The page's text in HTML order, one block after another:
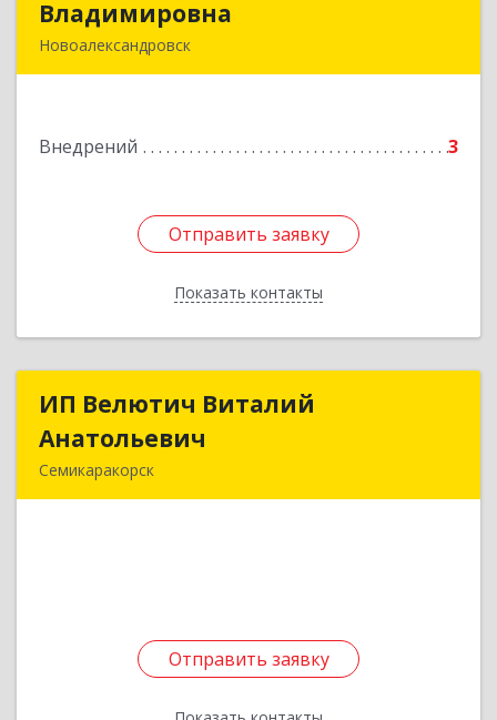
Владимировна
Новоалександровск
Внедрений 3
Отправить заявку
Показать контакты
Подробнее
Отправить заявку
Назад
ИП Велютич Виталий
Анатольевич
Семикаракорск
Отправить заявку
ИП Велютич Виталий
Отправить заявку